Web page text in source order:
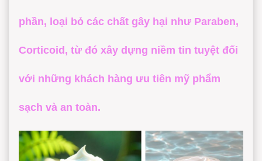
phần, loại bỏ các chất gây hại như Paraben,
Corticoid, từ đó xây dựng niềm tin tuyệt đối
với những khách hàng ưu tiên mỹ phẩm
sạch và an toàn.